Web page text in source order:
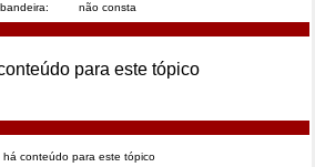
não consta
para este tópico
há conteúdo para este tópico